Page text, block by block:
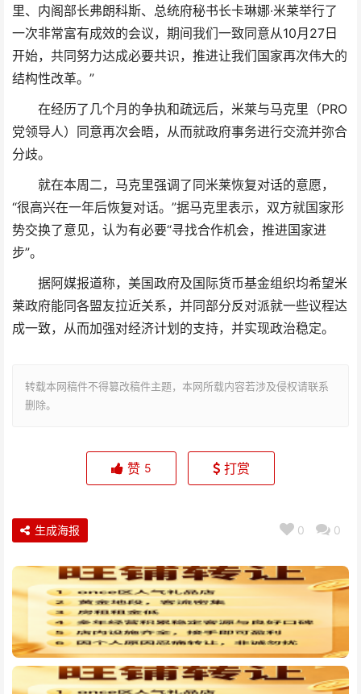
里、内阁部长弗朗科斯、总统府秘书长卡琳娜·米莱举行了
一次非常富有成效的会议，期间我们一致同意从10月27日
开始，共同努力达成必要共识，推进让我们国家再次伟大的
结构性改革。”
在经历了几个月的争执和疏远后，米莱与马克里（PRO
党领导人）同意再次会晤，从而就政府事务进行交流并弥合
分歧。
就在本周二，马克里强调了同米莱恢复对话的意愿，
“很高兴在一年后恢复对话。”据马克里表示，双方就国家形
势交换了意见，认为有必要“寻找合作机会，推进国家进
步”。
据阿媒报道称，美国政府及国际货币基金组织均希望米
莱政府能同各盟友拉近关系，并同部分反对派就一些议程达
成一致，从而加强对经济计划的支持，并实现政治稳定。
转载本网稿件不得篡改稿件主题，本网所载内容若涉及侵权请联系
删除。
赞 5 打赏
0 0
生成海报